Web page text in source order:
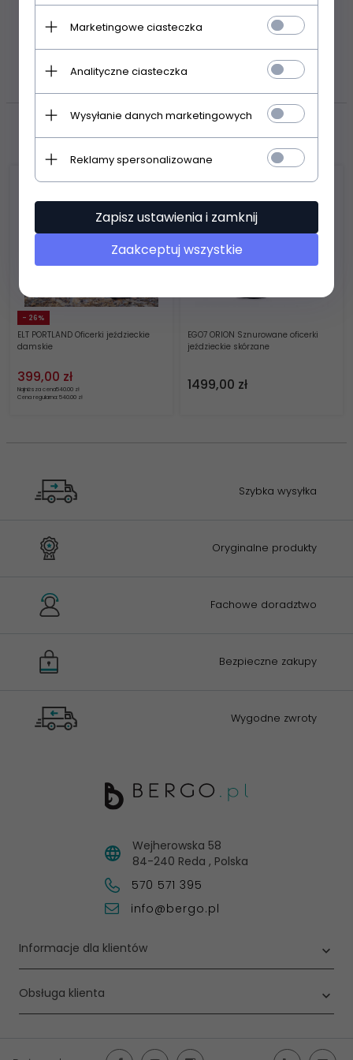
ZASOBY DOTYCZĄCE
BEZPIECZEŃSTWA I PRODUKTÓW
Polecamy
- 26%
ELT PORTLAND Oficerki jeździeckie
damskie
399,00 zł
Najniższa cena540.00 zł
Cena regularna: 540.00 zł
EGO7 ORION Sznurowane oficerki
jeździeckie skórzane
1499,00 zł
Szybka wysyłka
Oryginalne produkty
Fachowe doradztwo
Bezpieczne zakupy
Wygodne zwroty
Wejherowska 58
84-240 Reda , Polska
570 571 395
info@bergo.pl
Informacje dla klientów
Obsługa klienta
Marketingowe ciasteczka
Analityczne ciasteczka
Wysyłanie danych marketingowych
Reklamy spersonalizowane
Zapisz ustawienia i zamknij
Zaakceptuj wszystkie